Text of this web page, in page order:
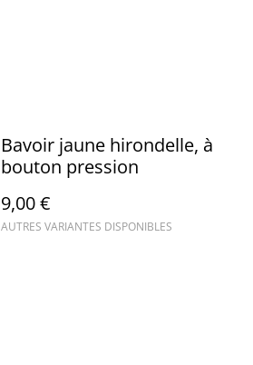
Bavoir jaune hirondelle, à
bouton pression
9,00 €
AUTRES VARIANTES DISPONIBLES